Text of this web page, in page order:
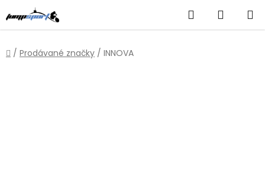
na
obsah
Hledat
KOŠÍK
Domů
/ Prodávané značky / INNOVA